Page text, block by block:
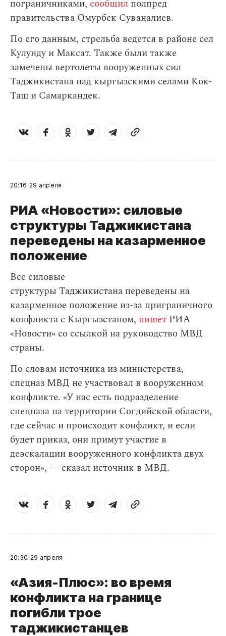
пограничниками, сообщил полпред
правительства Омурбек Суваналиев.
По его данным, стрельба ведется в районе сел
Кулунду и Максат. Также были также
замечены вертолеты вооруженных сил
Таджикистана над кыргызскими селами Кок-
Таш и Самаркандек.
20:16 29 апреля
РИА «Новости»: силовые
структуры Таджикистана
переведены на казарменное
положение
Все силовые
структуры Таджикистана переведены на
казарменное положение из-за приграничного
конфликта с Кыргызстаном, пишет РИА
«Новости» со ссылкой на руководство МВД
страны.
По словам источника из министерства,
спецназ МВД не участвовал в вооруженном
конфликте. «У нас есть подразделение
спецназа на территории Согдийской области,
где сейчас и происходит конфликт, и если
будет приказ, они примут участие в
деэскалации вооруженного конфликта двух
сторон», — сказал источник в МВД.
20:30 29 апреля
«Азия-Плюс»: во время
конфликта на границе
погибли трое
таджикистанцев